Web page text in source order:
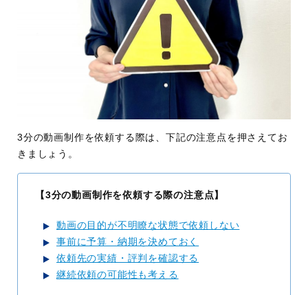
3分の動画制作を依頼する際は、下記の注意点を押さえてお
きましょう。
【3分の動画制作を依頼する際の注意点】
動画の目的が不明瞭な状態で依頼しない
事前に予算・納期を決めておく
依頼先の実績・評判を確認する
継続依頼の可能性も考える